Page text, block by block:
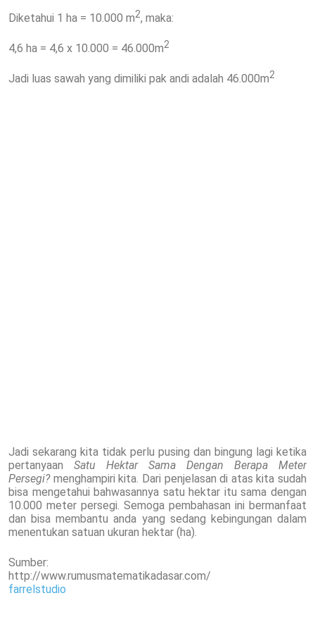
Diketahui 1 ha = 10.000 m2, maka:
4,6 ha = 4,6 x 10.000 = 46.000m2
Jadi luas sawah yang dimiliki pak andi adalah 46.000m2
Jadi sekarang kita tidak perlu pusing dan bingung lagi ketika
pertanyaan Satu Hektar Sama Dengan Berapa Meter
Persegi? menghampiri kita. Dari penjelasan di atas kita sudah
bisa mengetahui bahwasannya satu hektar itu sama dengan
10.000 meter persegi. Semoga pembahasan ini bermanfaat
dan bisa membantu anda yang sedang kebingungan dalam
menentukan satuan ukuran hektar (ha).
Sumber:
http://www.rumusmatematikadasar.com/
farrelstudio